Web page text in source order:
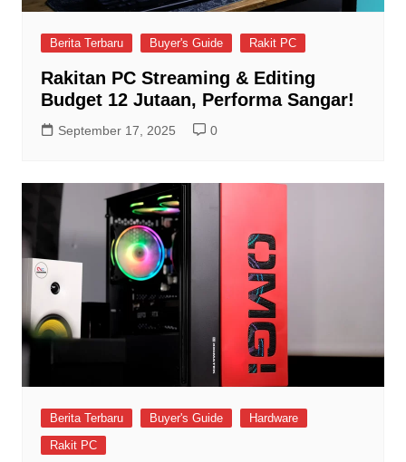
Berita Terbaru Buyer's Guide Rakit PC
Rakitan PC Streaming & Editing
Budget 12 Jutaan, Performa Sangar!
September 17, 2025 0
Berita Terbaru Buyer's Guide
Hardware
Rakit PC